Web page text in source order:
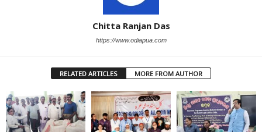
Chitta Ranjan Das
https://www.odiapua.com
RELATED ARTICLES MORE FROM AUTHOR